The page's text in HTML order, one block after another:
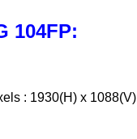
104FP:
: 1930(H) x 1088(V)